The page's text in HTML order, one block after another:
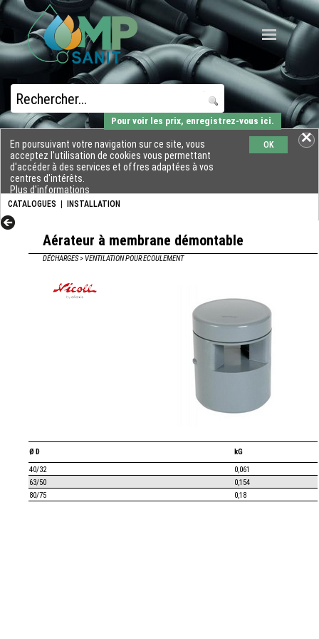
CATALOGUES INSTALLATION
En poursuivant votre navigation sur ce site, vous
acceptez l'utilisation de cookies vous permettant
d'accéder à des services et offres adaptées à vos
centres d'intérêts.
Plus d'informations
OK
Pour voir les prix, enregistrez-vous ici.